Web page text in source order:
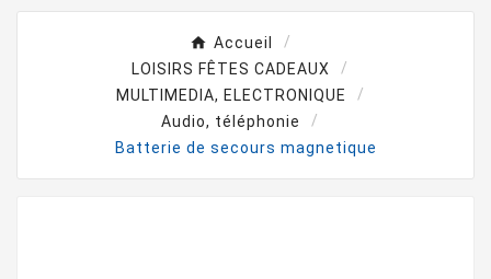
Accueil
LOISIRS FÊTES CADEAUX
MULTIMEDIA, ELECTRONIQUE
Audio, téléphonie
Batterie de secours magnetique